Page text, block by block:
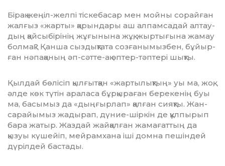
Бірақ жеңіл-желпі тіскебасар мен мойны сорайған
жалғыз «жарты» қарындары аш алпамсадай алтау­
дың қайсыбірінің жұғынына жұқ, жыр­тығына жамау
болмақ? Қанша сыз­дықтата созғанымызбен, бұйыр­
ған нәпақаның әп-сәтте-ақ әптер-тәптері шықты.
Қылдай бөлісіп қылғытқан «жар­ты­лық­тың» уы ма, жоқ,
әлде көк тү­тін араласа бұрқыраған берекенің буы
ма, басымыз да «дыңғырлап» қал­ған сияқты. Жан-
сарайымыз жадырап, дүние-шіркін де құлпырып
бара жатыр. Жаздай жайқалған жамағаттың да
қызуы күшейіп, мейрамхана іші домна пешіндей
дүріл­дей бастады.